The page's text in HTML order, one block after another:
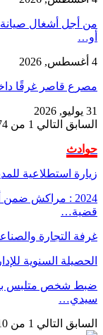
من أجل أشغال
أو…
4 أغسطس, 2026
مصرع قاصر غرقًا
31 يوليو, 2026
السابق التالي 1 من 574
حوادث
زيارة استطلاعية
قضية…
غرفة التجارة
الحصيلة السنوية
ضبط شخص متلبس
سيدي…
السابق التالي 1 من 10